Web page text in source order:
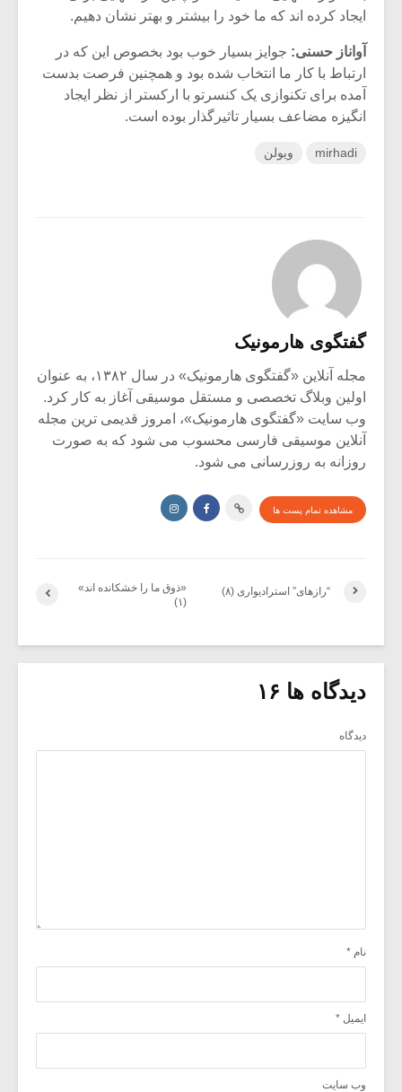
ایجاد کرده اند که ما خود را بیشتر و بهتر نشان دهیم.
آواناز حسنی: جوایز بسیار خوب بود بخصوص این که در
ارتباط با کار ما انتخاب شده بود و همچنین فرصت بدست
آمده برای تکنوازی یک کنسرتو با ارکستر از نظر ایجاد
انگیزه مضاعف بسیار تاثیرگذار بوده است.
mirhadi ویولن
گفتگوی هارمونیک
مجله آنلاین «گفتگوی هارمونیک» در سال ۱۳۸۲، به عنوان
اولین وبلاگ تخصصی و مستقل موسیقی آغاز به کار کرد.
وب سایت «گفتگوی هارمونیک»، امروز قدیمی ترین مجله
آنلاین موسیقی فارسی محسوب می شود که به صورت
روزانه به روزرسانی می شود.
مشاهده تمام پست ها
«ذوق ما را خشکانده اند»
(۱)
“رازهای” استرادیواری (۸)
دیدگاه ها ۱۶
دیدگاه
نام *
ایمیل *
وب‌ سایت